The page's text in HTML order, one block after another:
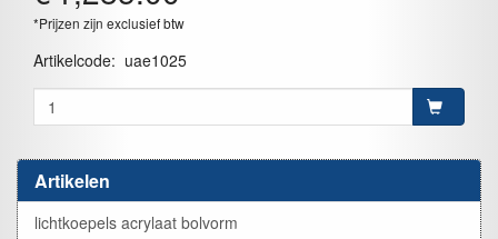
Artikelen
lichtkoepels acrylaat bolvorm
*Prijzen zijn exclusief btw
Artikelcode: uae1025